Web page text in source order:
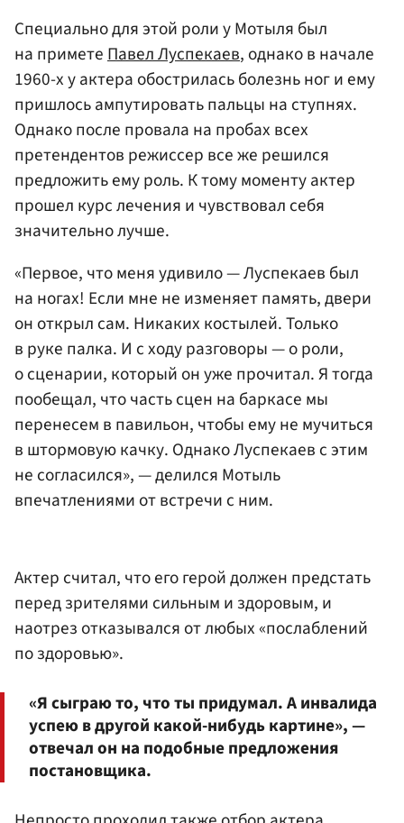
Специально для этой роли у Мотыля был
на приметеПавел Луспекаев, однако в начале
1960-х у актера обострилась болезнь ног и ему
пришлось ампутировать пальцы на ступнях.
Однако после провала на пробах всех
претендентов режиссер все же решился
предложить ему роль. К тому моменту актер
прошел курс лечения и чувствовал себя
значительно лучше.
«Первое, что меня удивило — Луспекаев был
на ногах! Если мне не изменяет память, двери
он открыл сам. Никаких костылей. Только
в руке палка. И с ходу разговоры — о роли,
о сценарии, который он уже прочитал. Я тогда
пообещал, что часть сцен на баркасе мы
перенесем в павильон, чтобы ему не мучиться
в штормовую качку. Однако Луспекаев с этим
не согласился», — делился Мотыль
впечатлениями от встречи с ним.
Актер считал, что его герой должен предстать
перед зрителями сильным и здоровым, и
наотрез отказывался от любых «послаблений
по здоровью».
«Я сыграю то, что ты придумал. А инвалида
успею в другой какой-нибудь картине», —
отвечал он на подобные предложения
постановщика.